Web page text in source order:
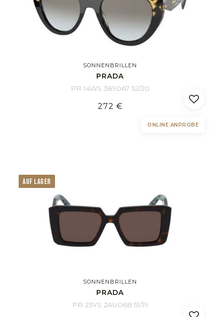
SONNENBRILLEN
PRADA
PR 14WS 3890A7 52/20
272 €
ONLINE ANPROBE
AUF LAGER
SONNENBRILLEN
PRADA
PR 23YS 2AU06B 51/19